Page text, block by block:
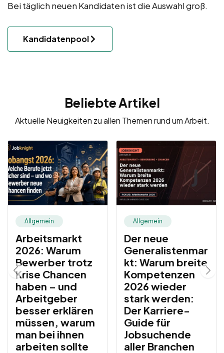
Bei täglich neuen Kandidaten ist die Auswahl groß.
Kandidatenpool
Beliebte Artikel
Aktuelle Neuigkeiten zu allen Themen rund um Arbeit.
Allgemein
Arbeitsmarkt
2026: Warum
Bewerber trotz
Krise Chancen
haben – und
Arbeitgeber
besser erklären
müssen, warum
man bei ihnen
arbeiten sollte
Allgemein
Der neue
Generalistenmar
kt: Warum breite
Kompetenzen
2026 wieder
stark werden:
Der Karriere-
Guide für
Jobsuchende
aller Branchen